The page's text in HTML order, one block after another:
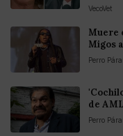
VecoVet
Muere
Migos
Perro
de
Perro